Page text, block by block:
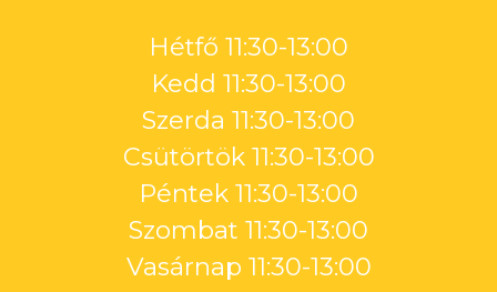
Hétfő 11:30-13:00
Kedd 11:30-13:00
Szerda 11:30-13:00
Csütörtök 11:30-13:00
Péntek 11:30-13:00
Szombat 11:30-13:00
Vasárnap 11:30-13:00